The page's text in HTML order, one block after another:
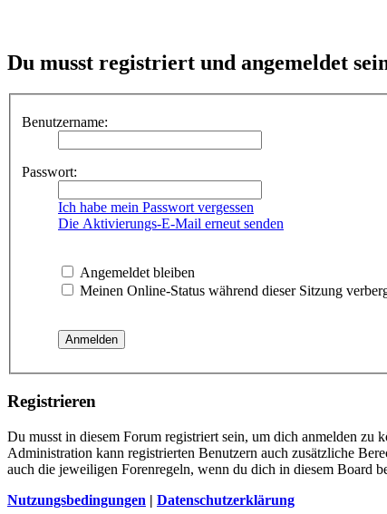
Du musst registriert und angemeldet
Benutzername:
Passwort:
Ich habe mein Passwort vergessen
Die Aktivierungs-E-Mail erneut senden
Angemeldet bleiben
Meinen Online-Status während dieser Sitzung
Registrieren
Du musst in diesem Forum registriert sein, um dich anmelden
Administration kann registrierten Benutzern auch zusätzliche
auch die jeweiligen Forenregeln, wenn du dich in diesem Board
Nutzungsbedingungen | Datenschutzerklärung